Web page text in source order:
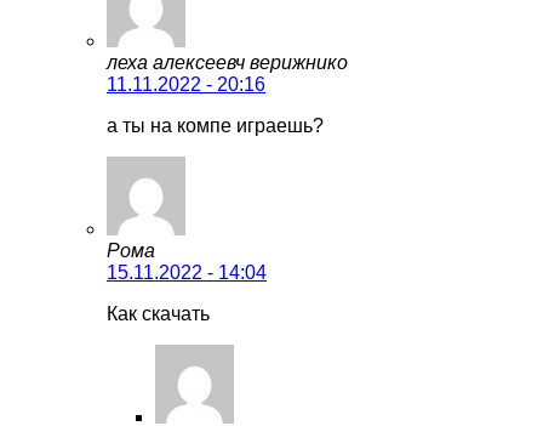
леха алексеевч верижнико
11.11.2022 - 20:16
а ты на компе играешь?
Рома
15.11.2022 - 14:04
Как скачать